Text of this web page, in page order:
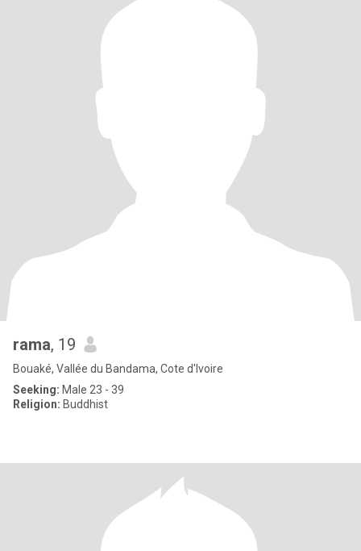
rama, 19
Bouaké, Vallée du Bandama, Cote d'Ivoire
Seeking: Male 23 - 39
Religion: Buddhist